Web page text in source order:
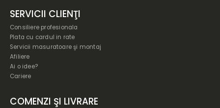
SERVICII CLIENŢI
Consiliere profesionala
Plata cu cardul in rate
Servicii masuratoare şi montaj
Afiliere
Ai o idee?
Cariere
COMENZI ŞI LIVRARE